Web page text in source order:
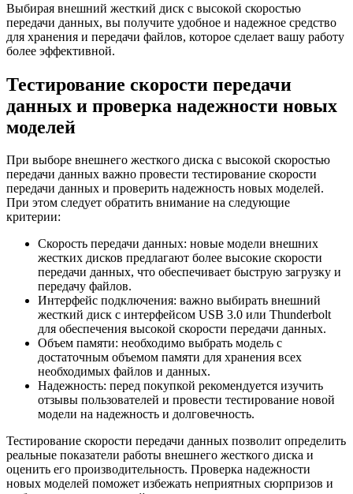
Выбирая внешний жесткий диск с высокой скоростью
передачи данных, вы получите удобное и надежное средство
для хранения и передачи файлов, которое сделает вашу работу
более эффективной.
Тестирование скорости передачи
данных и проверка надежности новых
моделей
При выборе внешнего жесткого диска с высокой скоростью
передачи данных важно провести тестирование скорости
передачи данных и проверить надежность новых моделей.
При этом следует обратить внимание на следующие
критерии:
Скорость передачи данных: новые модели внешних
жестких дисков предлагают более высокие скорости
передачи данных, что обеспечивает быструю загрузку и
передачу файлов.
Интерфейс подключения: важно выбирать внешний
жесткий диск с интерфейсом USB 3.0 или Thunderbolt
для обеспечения высокой скорости передачи данных.
Объем памяти: необходимо выбрать модель с
достаточным объемом памяти для хранения всех
необходимых файлов и данных.
Надежность: перед покупкой рекомендуется изучить
отзывы пользователей и провести тестирование новой
модели на надежность и долговечность.
Тестирование скорости передачи данных позволит определить
реальные показатели работы внешнего жесткого диска и
оценить его производительность. Проверка надежности
новых моделей поможет избежать неприятных сюрпризов и